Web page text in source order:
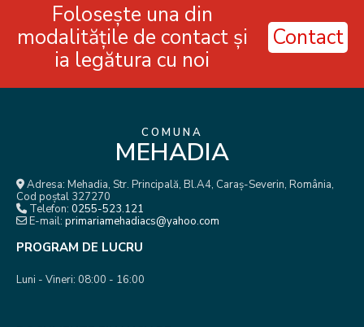
Folosește una din
modalitățile de contact și
ia legătura cu noi
Contact
COMUNA
MEHADIA
Adresa: Mehadia, Str. Principală, Bl.A4, Caraș-Severin, România,
Cod poștal 327270
Telefon: 0255-523.121
E-mail: primariamehadiacs@yahoo.com
PROGRAM DE LUCRU
Luni - Vineri: 08:00 - 16:00